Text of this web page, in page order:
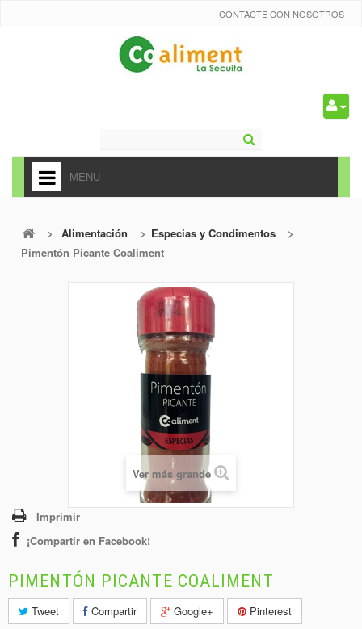
CONTACTE CON NOSOTROS
MENU
ALIMENTACIÓN
CARNICERÍA Y CHARCUTERÍA
> Alimentación > Especias y Condimentos
>
Pimentón Picante Coaliment
Ver más grande
Imprimir
¡Compartir en Facebook!
PIMENTÓN PICANTE COALIMENT
Tweet Compartir Google+
Pinterest